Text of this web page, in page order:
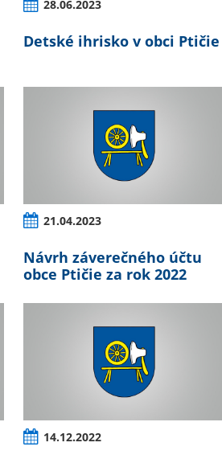
28.06.2023
Detské ihrisko v obci Ptičie
21.04.2023
Návrh záverečného účtu
obce Ptičie za rok 2022
14.12.2022